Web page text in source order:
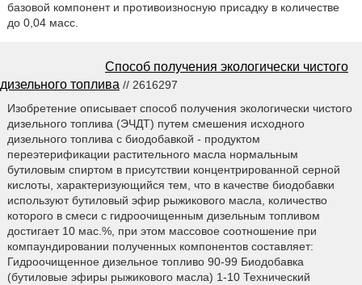
базовой компонент и противоизносную присадку в количестве
до 0,04 масс.
Способ получения экологически чистого
дизельного топлива // 2616297
Изобретение описывает способ получения экологически чистого
дизельного топлива (ЭЧДТ) путем смешения исходного
дизельного топлива с биодобавкой - продуктом
переэтерификации растительного масла нормальным
бутиловым спиртом в присутствии концентрированной серной
кислоты, характеризующийся тем, что в качестве биодобавки
используют бутиловый эфир рыжикового масла, количество
которого в смеси с гидроочищенным дизельным топливом
достигает 10 мас.%, при этом массовое соотношение при
компаундировании полученных компонентов составляет:
Гидроочищенное дизельное топливо 90-99 Биодобавка
(бутиловые эфиры рыжикового масла) 1-10 Технический